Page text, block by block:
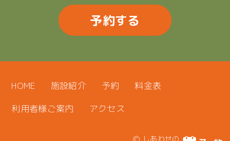
予約する
HOME 施設紹介 予約
料金表
利用者様ご案内
アクセス
Ⓒ しあわせの森 たきのゆ